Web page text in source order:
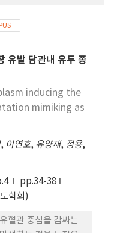
유발 담관내 유두 종
inducing the
mimiking as
, 이연호, 유양재, 정용,
pp.34-38
학회)
혈관 중심을 감싸는